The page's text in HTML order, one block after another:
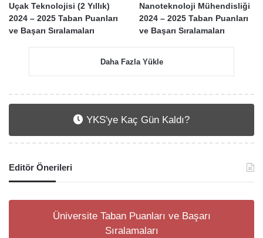
Uçak Teknolojisi (2 Yıllık)
2024 – 2025 Taban Puanları
ve Başarı Sıralamaları
Nanoteknoloji Mühendisliği
2024 – 2025 Taban Puanları
ve Başarı Sıralamaları
Daha Fazla Yükle
YKS'ye Kaç Gün Kaldı?
Editör Önerileri
Üniversite Taban Puanları ve Başarı
Sıralamaları